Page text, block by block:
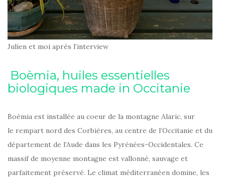
Julien et moi après l’interview
Boèmia, huiles essentielles
biologiques made in Occitanie
Boèmia est installée au coeur de la montagne Alaric, sur
le rempart nord des Corbières, au centre de l’Occitanie et du
département de l’Aude dans les Pyrénées-Occidentales. Ce
massif de moyenne montagne est vallonné, sauvage et
parfaitement préservé. Le climat méditerranéen domine, les